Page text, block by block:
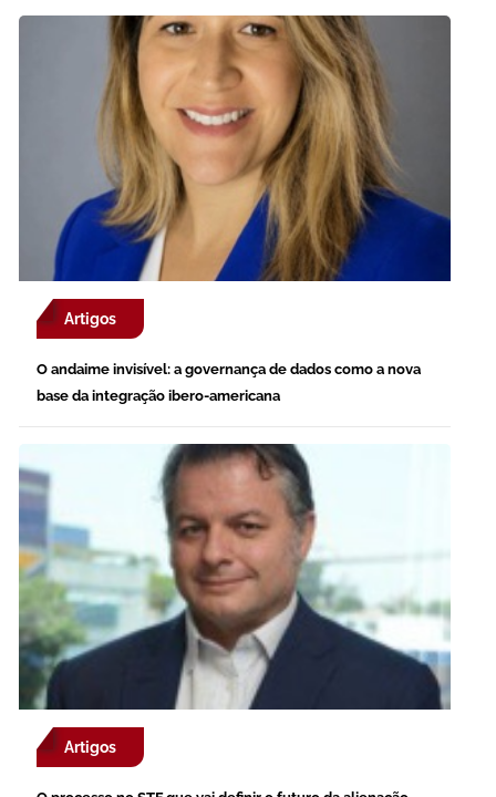
Artigos
O andaime invisível: a governança de dados como a nova
base da integração ibero-americana
Artigos